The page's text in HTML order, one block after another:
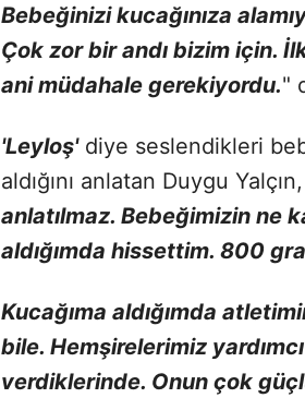
Bebeğinizi kucağınıza
Çok zor bir andı bizim için.
ani müdahale gerekiyordu."
'Leyloş'diye seslendikleri
aldığını anlatan Duygu
anlatılmaz. Bebeğimizin ne
aldığımda hissettim. 800
Kucağıma aldığımda
bile. Hemşirelerimiz
verdiklerinde. Onun çok